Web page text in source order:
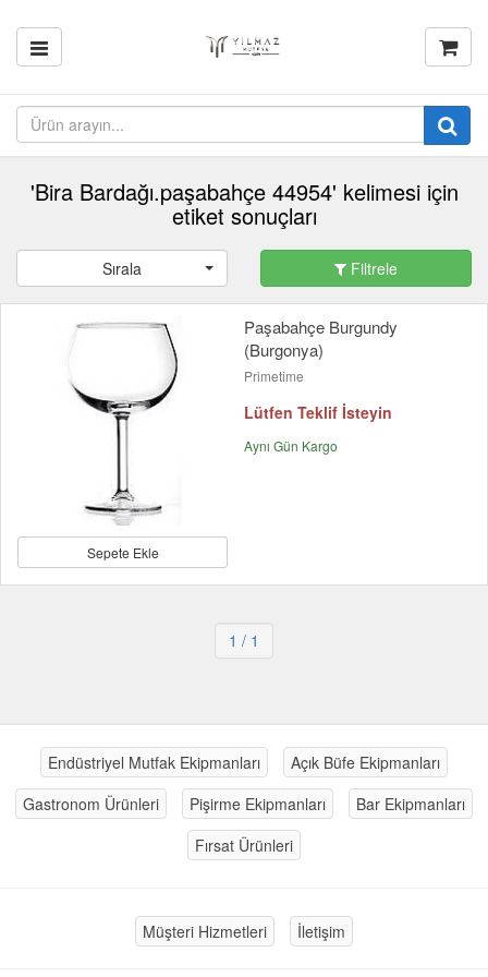
'Bira Bardağı.paşabahçe 44954' kelimesi için
etiket sonuçları
Sırala Filtrele
Sepete Ekle
Paşabahçe Burgundy
(Burgonya)
Primetime
Lütfen Teklif İsteyin
Aynı Gün Kargo
1 / 1
Endüstriyel Mutfak Ekipmanları
Açık Büfe Ekipmanları
Gastronom Ürünleri
Pişirme Ekipmanları
Bar Ekipmanları
Fırsat Ürünleri
Müşteri Hizmetleri İletişim